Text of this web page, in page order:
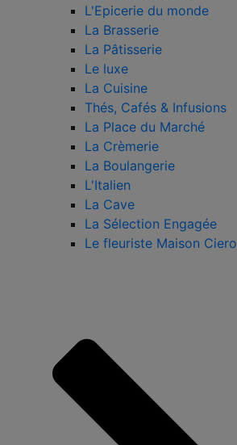
L'Epicerie du monde
La Brasserie
La Pâtisserie
Le luxe
La Cuisine
Thés, Cafés & Infusions
La Place du Marché
La Crèmerie
La Boulangerie
L'Italien
La Cave
La Sélection Engagée
Le fleuriste Maison Ciero